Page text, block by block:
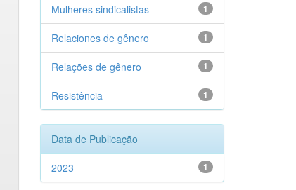
1
Mulheres sindicalistas
1
Relaciones de gênero
1
Relações de gênero
1
Resistência
Data de Publicação
1
2023